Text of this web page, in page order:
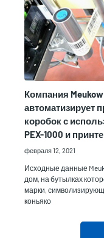
Компания
автоматизирует
коробок с
PEX-1000 и
февраля 12, 2021
Исходные данные
дом, на бутылках
марки,
коньяко